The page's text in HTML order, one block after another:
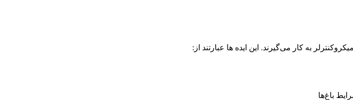
به کار می‌گیرند. این ایده ها عبارتند از:
باغ‌ها